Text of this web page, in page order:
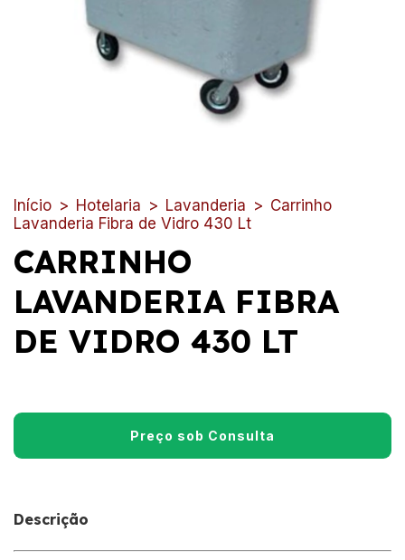
Início > Hotelaria > Lavanderia > Carrinho
Lavanderia Fibra de Vidro 430 Lt
CARRINHO
LAVANDERIA FIBRA
DE VIDRO 430 LT
Descrição